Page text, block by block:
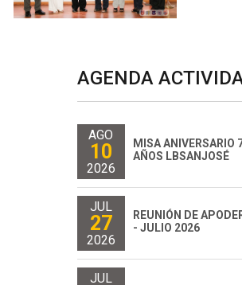
AGENDA
AGO
10
2026
MISA ANIVERSARIO
AÑOS LBSANJOSÉ
JUL
27
2026
REUNIÓN DE
- JULIO 2026
JUL